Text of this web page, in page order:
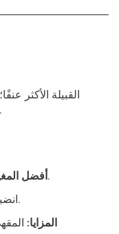
القبيلة الأكثر
رخيصة وسريعة الإنتاج وقدرة حمل عالية.
أفضلمع تدريب قوات سريع ورخيص.
انضباط ضعيف ووحدات أبطأ بشكل عام.
المزايا: